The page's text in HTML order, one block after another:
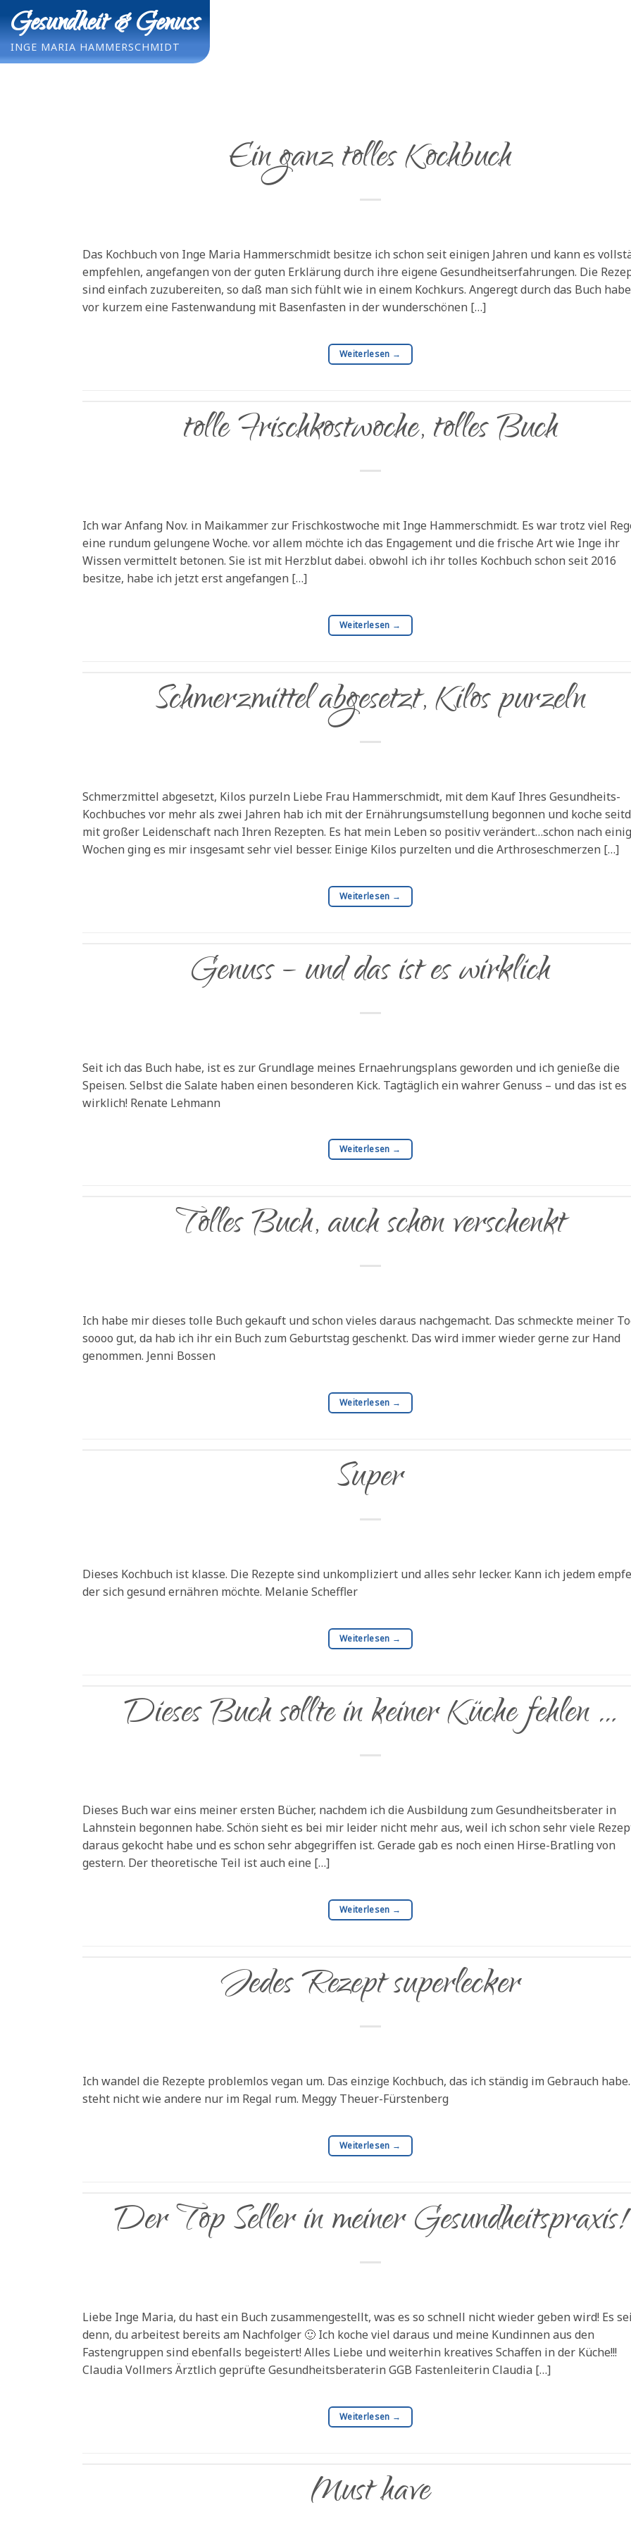
Zum
Inhalt
springen
Gesundheit & Genuss
INGE MARIA HAMMERSCHMIDT
Ein ganz tolles Kochbuch
Das Kochbuch von Inge Maria Hammerschmidt besitze ich schon seit einigen Jahren und kann es
empfehlen, angefangen von der guten Erklärung durch ihre eigene Gesundheitserfahrungen. Die
sind einfach zuzubereiten, so daß man sich fühlt wie in einem Kochkurs. Angeregt durch das Buch
vor kurzem eine Fastenwandung mit Basenfasten in der wunderschönen […]
Weiterlesen →
tolle Frischkostwoche, tolles Buch
Ich war Anfang Nov. in Maikammer zur Frischkostwoche mit Inge Hammerschmidt. Es war trotz viel
eine rundum gelungene Woche. vor allem möchte ich das Engagement und die frische Art wie Inge ihr
Wissen vermittelt betonen. Sie ist mit Herzblut dabei. obwohl ich ihr tolles Kochbuch schon seit 2016
besitze, habe ich jetzt erst angefangen […]
Weiterlesen →
Schmerzmittel abgesetzt, Kilos purzeln
Schmerzmittel abgesetzt, Kilos purzeln Liebe Frau Hammerschmidt, mit dem Kauf Ihres Gesundheits-
Kochbuches vor mehr als zwei Jahren hab ich mit der Ernährungsumstellung begonnen und koche
mit großer Leidenschaft nach Ihren Rezepten. Es hat mein Leben so positiv verändert…schon nach
Wochen ging es mir insgesamt sehr viel besser. Einige Kilos purzelten und die Arthroseschmerzen […]
Weiterlesen →
Genuss – und das ist es wirklich
Seit ich das Buch habe, ist es zur Grundlage meines Ernaehrungsplans geworden und ich genieße die
Speisen. Selbst die Salate haben einen besonderen Kick. Tagtäglich ein wahrer Genuss – und das ist es
wirklich! Renate Lehmann
Weiterlesen →
Tolles Buch, auch schon verschenkt
Ich habe mir dieses tolle Buch gekauft und schon vieles daraus nachgemacht. Das schmeckte meiner
soooo gut, da hab ich ihr ein Buch zum Geburtstag geschenkt. Das wird immer wieder gerne zur Hand
genommen. Jenni Bossen
Weiterlesen →
Super
Dieses Kochbuch ist klasse. Die Rezepte sind unkompliziert und alles sehr lecker. Kann ich jedem
der sich gesund ernähren möchte. Melanie Scheffler
Weiterlesen →
Dieses Buch sollte in keiner Küche fehlen …
Dieses Buch war eins meiner ersten Bücher, nachdem ich die Ausbildung zum Gesundheitsberater in
Lahnstein begonnen habe. Schön sieht es bei mir leider nicht mehr aus, weil ich schon sehr viele
daraus gekocht habe und es schon sehr abgegriffen ist. Gerade gab es noch einen Hirse-Bratling von
gestern. Der theoretische Teil ist auch eine […]
Weiterlesen →
Jedes Rezept superlecker
Ich wandel die Rezepte problemlos vegan um. Das einzige Kochbuch, das ich ständig im Gebrauch
steht nicht wie andere nur im Regal rum. Meggy Theuer-Fürstenberg
Weiterlesen →
Der Top Seller in meiner Gesundheitspraxis!
Liebe Inge Maria, du hast ein Buch zusammengestellt, was es so schnell nicht wieder geben wird! Es
denn, du arbeitest bereits am Nachfolger 🙂 Ich koche viel daraus und meine Kundinnen aus den
Fastengruppen sind ebenfalls begeistert! Alles Liebe und weiterhin kreatives Schaffen in der Küche!!!
Claudia Vollmers Ärztlich geprüfte Gesundheitsberaterin GGB Fastenleiterin Claudia […]
Weiterlesen →
Must have